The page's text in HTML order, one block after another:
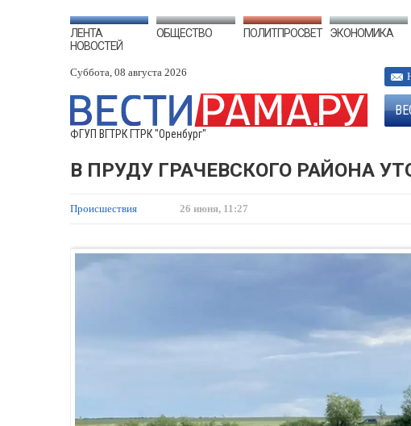
ЛЕНТА
НОВОСТЕЙ
ОБЩЕСТВО ПОЛИТПРОСВЕТ ЭКОНОМИКА
Суббота, 08 августа 2026
ФГУП ВГТРК ГТРК "Оренбург"
В ПРУДУ ГРАЧЕВСКОГО РАЙОНА
Происшествия 26 июня, 11:27